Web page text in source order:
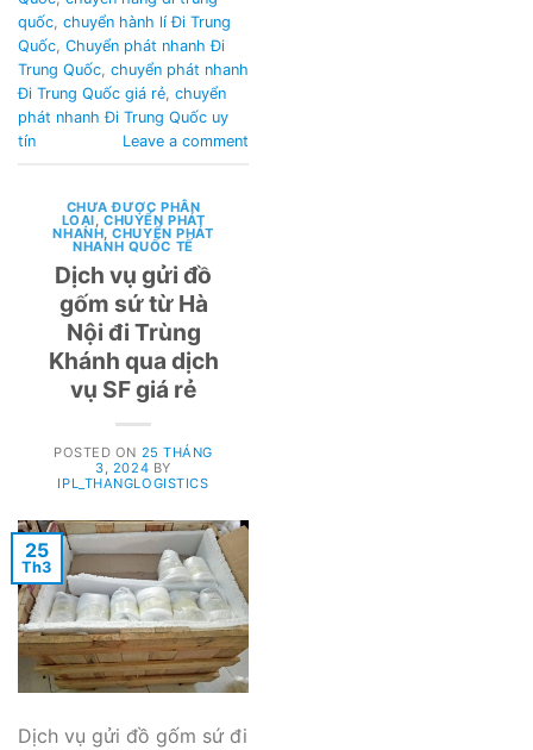
quốc, chuyển hành lí Đi Trung
Quốc, Chuyển phát nhanh Đi
Trung Quốc, chuyển phát nhanh
Đi Trung Quốc giá rẻ, chuyển
phát nhanh Đi Trung Quốc uy
tín
Leave a comment
CHƯA ĐƯỢC PHÂN
LOẠI,CHUYỂN PHÁT
NHANH,CHUYỂN PHÁT
NHANH QUỐC TẾ
Dịch vụ gửi đồ
gốm sứ từ Hà
Nội đi Trùng
Khánh qua dịch
vụ SF giá rẻ
POSTED ON 25 THÁNG
3, 2024 BY
IPL_THANGLOGISTICS
25
Th3
Dịch vụ gửi đồ gốm sứ đi